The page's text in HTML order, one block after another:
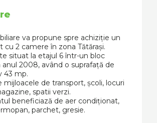
va propune spre achiziție un
cu 2 camere în zona Tătărași.
situat la etajul 6 într-un bloc
2008, având o suprafață de
43 mp.
mijloacele de transport, școli, locuri
spatii verzi.
beneficiază de aer condiționat,
parchet, gresie.